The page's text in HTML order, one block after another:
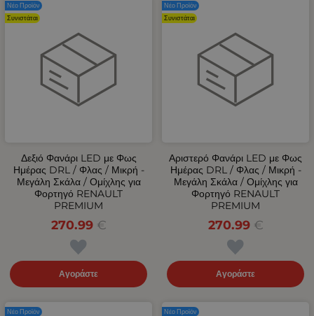
Δεξιό Φανάρι LED με Φως
Ημέρας DRL / Φλας / Μικρή -
Μεγάλη Σκάλα / Ομίχλης για
Φορτηγό RENAULT
PREMIUM
270.99 €
Αγοράστε
Νέο Προϊόν
Συνιστάται
Αριστερό Φανάρι LED με Φως
Ημέρας DRL / Φλας / Μικρή -
Μεγάλη Σκάλα / Ομίχλης για
Φορτηγό RENAULT
PREMIUM
270.99 €
Αγοράστε
Νέο Προϊόν
Συνιστάται
Νέο Προϊόν Νέο Προϊόν